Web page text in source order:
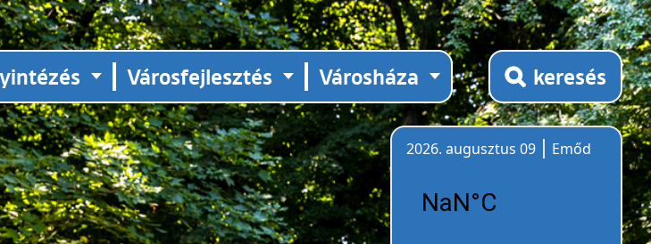
Városfejlesztés Városháza keresés
2026. augusztus 09
Emőd